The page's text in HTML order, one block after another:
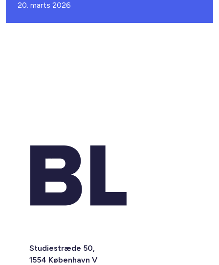
20. marts 2026
Studiestræde 50,
1554 København V